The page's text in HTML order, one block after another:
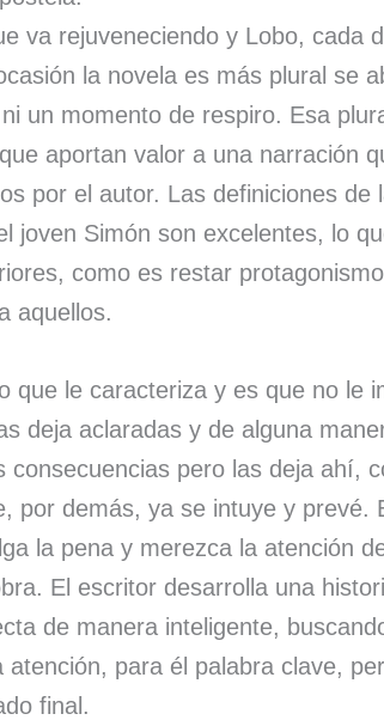
va rejuveneciendo y Lobo, cada
la novela es más plural se
un momento de respiro. Esa
aportan valor a una narración
por el autor. Las definiciones de
joven Simón son excelentes, lo
como es restar
aquellos.
que le caracteriza y es que no le
deja aclaradas y de alguna
consecuencias pero las deja ahí,
por demás, ya se intuye y prevé.
la pena y merezca la atención
El escritor desarrolla una
de manera inteligente,
atención, para él palabra clave,
final.